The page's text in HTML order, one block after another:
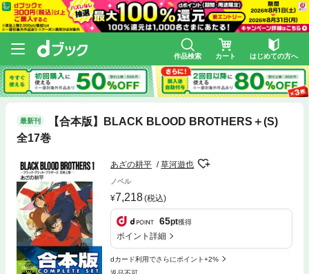
作品検索 カート はじめての方へ
最新刊
【合本版】BLACK BLOOD BROTHERS＋(S)
全17巻
あざの耕平 草河遊也
ノベル
7,218(税込)
65pt獲得
ポイント詳細
dカード利用でさらにポイント+2%